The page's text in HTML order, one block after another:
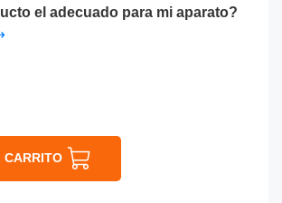
el adecuado para mi aparato?
CARRITO